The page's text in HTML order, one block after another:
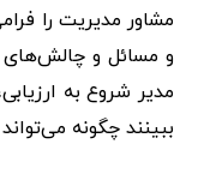
مشاور مديريت را
و مسائل و چالش‌های
مدیر شروع به
ببینند چگونه